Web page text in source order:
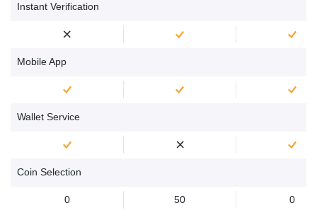
Instant Verification
Mobile App
Wallet Service
Coin Selection
0 50 0